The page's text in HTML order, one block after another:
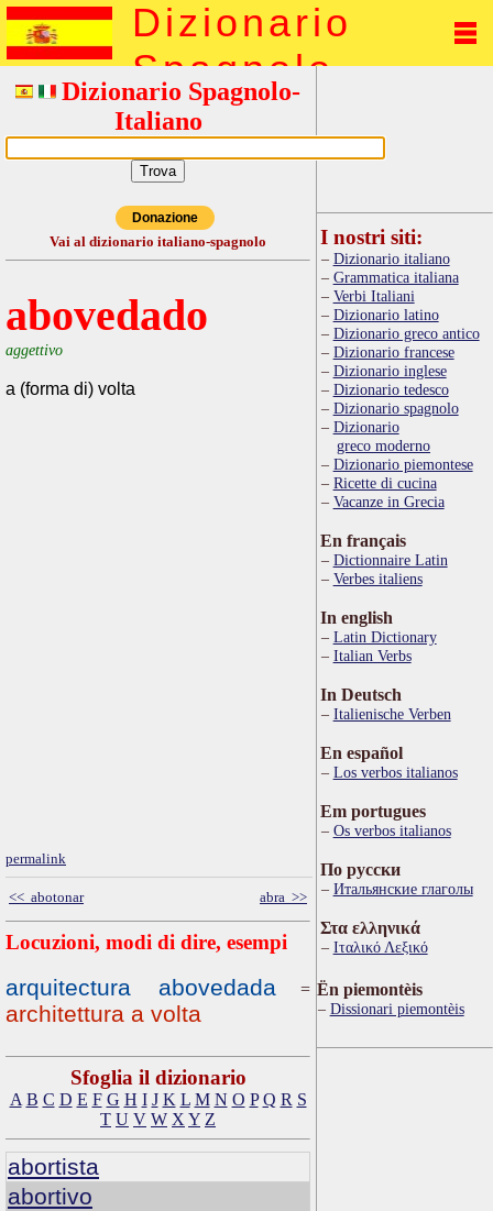
Dizionario
Spagnolo
Dizionario Spagnolo-
Italiano
Donazione
Vai al dizionario italiano-spagnolo
abovedado
aggettivo
a (forma di) volta
permalink
<< abotonar abra >>
Locuzioni, modi di dire, esempi
arquitectura abovedada=
architettura a volta
Sfoglia il dizionario
A B C D E F G H I J K L M N O P Q R S
T U V W X Y Z
abortista
abortivo
I nostri siti:
Dizionario italiano
Grammatica italiana
Verbi Italiani
Dizionario latino
Dizionario greco antico
Dizionario francese
Dizionario inglese
Dizionario tedesco
Dizionario spagnolo
Dizionario
greco moderno
Dizionario piemontese
Ricette di cucina
Vacanze in Grecia
En français
Dictionnaire Latin
Verbes italiens
In english
Latin Dictionary
Italian Verbs
In Deutsch
Italienische Verben
En español
Los verbos italianos
Em portugues
Os verbos italianos
По русски
Итальянские глаголы
Στα ελληνικά
Ιταλικό Λεξικό
Ën piemontèis
Dissionari piemontèis